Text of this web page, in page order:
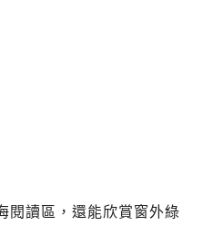
閱讀區，還能欣賞窗外綠